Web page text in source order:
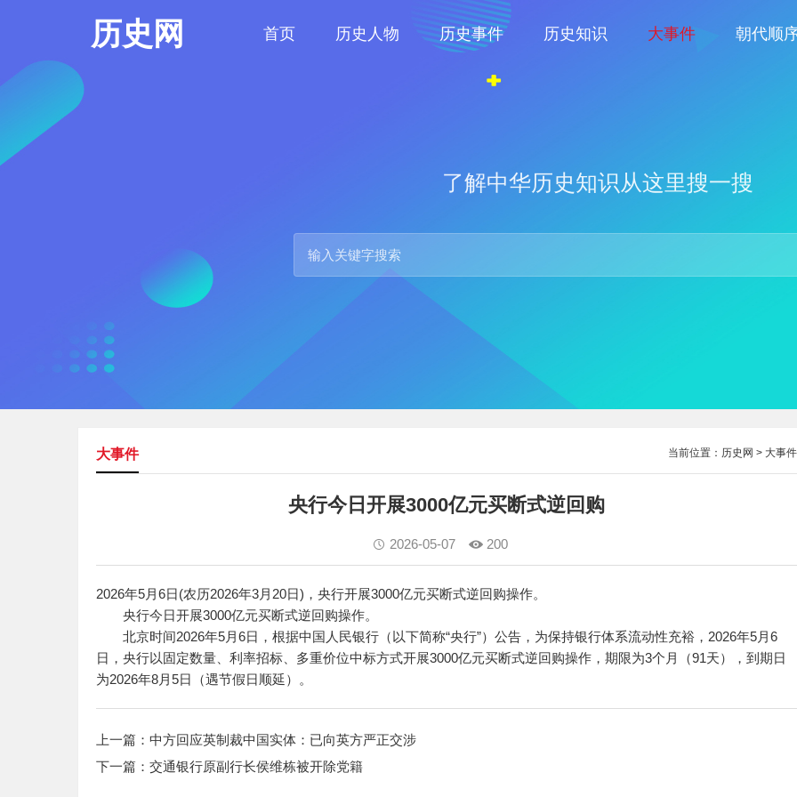
历史网 首页 历史人物 历史事件 历史知识 大事件 朝代顺
了解中华历史知识从这里搜一搜
当前位置： 历史网 > 大事件
大事件
央行今日开展3000亿元买断式逆回购
2026-05-07 200
2026年5月6日(农历2026年3月20日)，央行开展3000亿元买断式逆回购操作。
央行今日开展3000亿元买断式逆回购操作。
北京时间2026年5月6日，根据中国人民银行（以下简称“央行”）公告，为保持银行体系流动性充裕，2026年5月6
日，央行以固定数量、利率招标、多重价位中标方式开展3000亿元买断式逆回购操作，期限为3个月（91天），到期日
为2026年8月5日（遇节假日顺延）。
上一篇： 中方回应英制裁中国实体：已向英方严正交涉
下一篇： 交通银行原副行长侯维栋被开除党籍